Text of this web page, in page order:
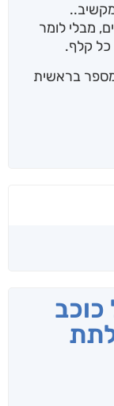
מבלי לומר
כל קלף.
מספר בראשית
כוכב